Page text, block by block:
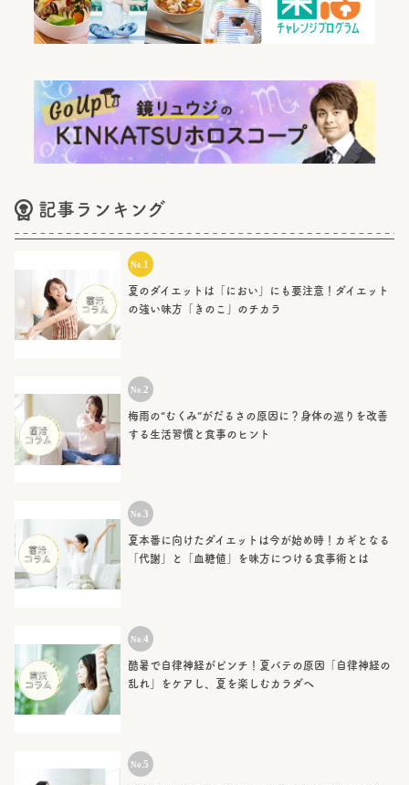
記事ランキング
夏のダイエットは「におい」にも要注意！ダイエット
の強い味方「きのこ」のチカラ
梅雨の“むくみ”がだるさの原因に？身体の巡りを改善
する生活習慣と食事のヒント
夏本番に向けたダイエットは今が始め時！カギとなる
「代謝」と「血糖値」を味方につける食事術とは
酷暑で自律神経がピンチ！夏バテの原因「自律神経の
乱れ」をケアし、夏を楽しむカラダへ